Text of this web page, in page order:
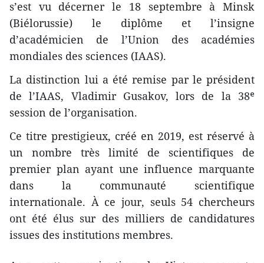
s’est vu décerner le 18 septembre à Minsk
(Biélorussie) le diplôme et l’insigne
d’académicien de l’Union des académies
mondiales des sciences (IAAS).
La distinction lui a été remise par le président
de l’IAAS, Vladimir Gusakov, lors de la 38ᵉ
session de l’organisation.
Ce titre prestigieux, créé en 2019, est réservé à
un nombre très limité de scientifiques de
premier plan ayant une influence marquante
dans la communauté scientifique
internationale. À ce jour, seuls 54 chercheurs
ont été élus sur des milliers de candidatures
issues des institutions membres.